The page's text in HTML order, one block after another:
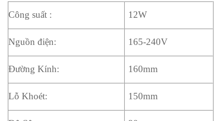
Công suất : 12W
Nguồn điện: 165-240V
Đường Kính: 160mm
Lỗ Khoét: 150mm